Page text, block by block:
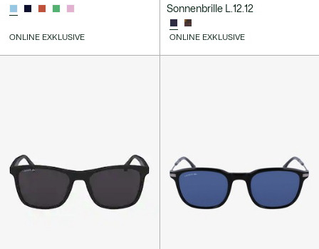
ONLINE EXKLUSIVE
Sonnenbrille L.12.12
ONLINE EXKLUSIVE